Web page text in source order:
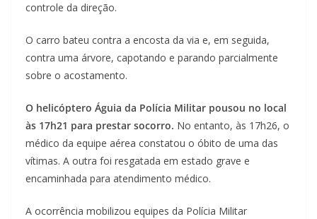
controle da direção.
O carro bateu contra a encosta da via e, em seguida,
contra uma árvore, capotando e parando parcialmente
sobre o acostamento.
O helicóptero Águia da Polícia Militar pousou no local
às 17h21 para prestar socorro. No entanto, às 17h26, o
médico da equipe aérea constatou o óbito de uma das
vítimas. A outra foi resgatada em estado grave e
encaminhada para atendimento médico.
A ocorrência mobilizou equipes da Polícia Militar